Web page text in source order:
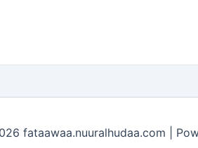
fataawaa.nuuralhudaa.com |